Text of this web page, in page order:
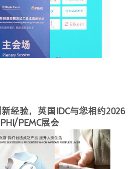
经验，英国IDC与您相约2026
PEMC展会